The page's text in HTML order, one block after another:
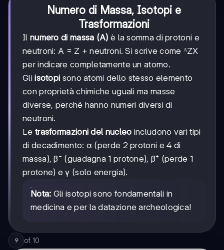
Numero di Massa, Isotopi e
Trasformazioni
Il numero di massa (A) è la somma di protoni e
neutroni: A = Z + neutroni. Si scrive come ᴬZX
per indicare completamente un atomo.
Gliisotopi sono atomi dello stesso elemento
con proprietà chimiche uguali ma masse
diverse, perché hanno numeri diversi di
neutroni.
Le trasformazioni del nucleo includono vari tipi
di decadimento: α (perde 2 protoni e 4 di
massa), β⁻ (guadagna 1 protone), β⁺ (perde 1
protone) e γ (solo energia).
Nota: Gli isotopi sono fondamentali in
medicina e per la datazione archeologica!
9 of 10